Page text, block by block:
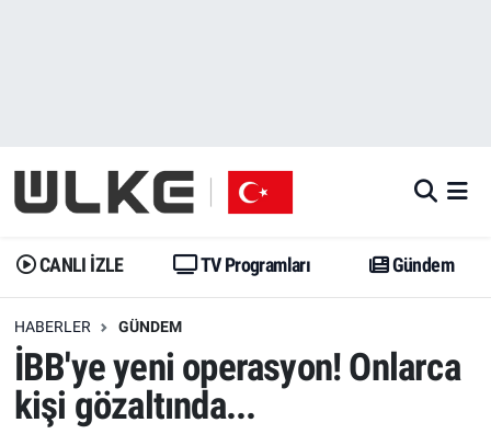
CANLI İZLE TV Programları Gündem
HABERLER GÜNDEM
İBB'ye yeni operasyon! Onlarca
kişi gözaltında...
Gündem
Dünya
Erişim Bilgileri
Ekonomi
Gündem
Trend
Erişim Bilgileri
Spor
İstanbul Namaz Vakitleri
Trafik Durumu
Erişim Bilgileri
Tüm Manşetler